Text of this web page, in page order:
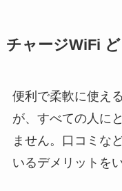
チャージWiFi
便利で柔軟に使え
が、すべての人に
ません。口コミな
いるデメリットを